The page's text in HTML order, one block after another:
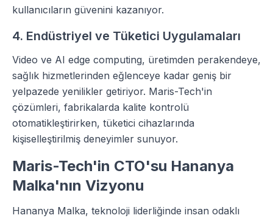
kullanıcıların güvenini kazanıyor.
4. Endüstriyel ve Tüketici Uygulamaları
Video ve AI edge computing, üretimden perakendeye,
sağlık hizmetlerinden eğlenceye kadar geniş bir
yelpazede yenilikler getiriyor. Maris-Tech'in
çözümleri, fabrikalarda kalite kontrolü
otomatikleştirirken, tüketici cihazlarında
kişiselleştirilmiş deneyimler sunuyor.
Maris-Tech'in CTO'su Hananya
Malka'nın Vizyonu
Hananya Malka, teknoloji liderliğinde insan odaklı